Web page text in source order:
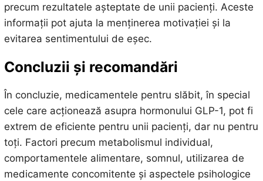
precum rezultatele așteptate de unii pacienți. Aceste
informații pot ajuta la menținerea motivației și la
evitarea sentimentului de eșec.
Concluzii și recomandări
În concluzie, medicamentele pentru slăbit, în special
cele care acționează asupra hormonului GLP-1, pot fi
extrem de eficiente pentru unii pacienți, dar nu pentru
toți. Factori precum metabolismul individual,
comportamentele alimentare, somnul, utilizarea de
medicamente concomitente și aspectele psihologice